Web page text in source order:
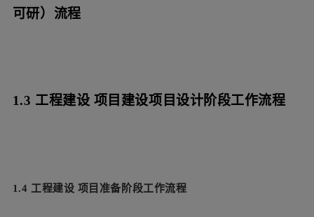
可研）流程
1.3 工程建设 项目建设项目设计阶段工作流程
1.4 工程建设 项目准备阶段工作流程